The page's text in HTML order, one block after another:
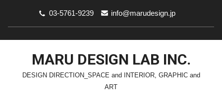
03-5761-9239 info@marudesign.jp
MARU DESIGN LAB INC.
DESIGN DIRECTION_SPACE and INTERIOR, GRAPHIC and
ART